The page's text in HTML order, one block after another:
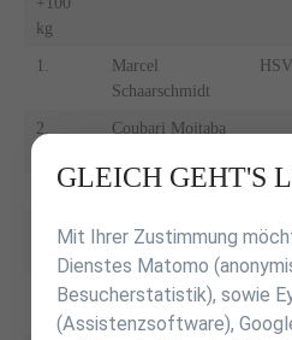
kg
1.
Marcel
Schaarschmidt
2.
Coubari Mojtaba
Sergey Kesaev
Kai Brandes
JC
Levent Weiß
JC
Inhalt
GLEICH GEHT'S
Mit Ihrer Zustimmung
Dienstes Matomo
Besucherstatistik), sowie
(Assistenzsoftware),